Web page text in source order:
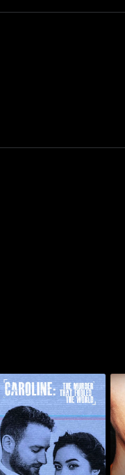
كارولين: ذا ميردر ذات فولد
ذا ورلد